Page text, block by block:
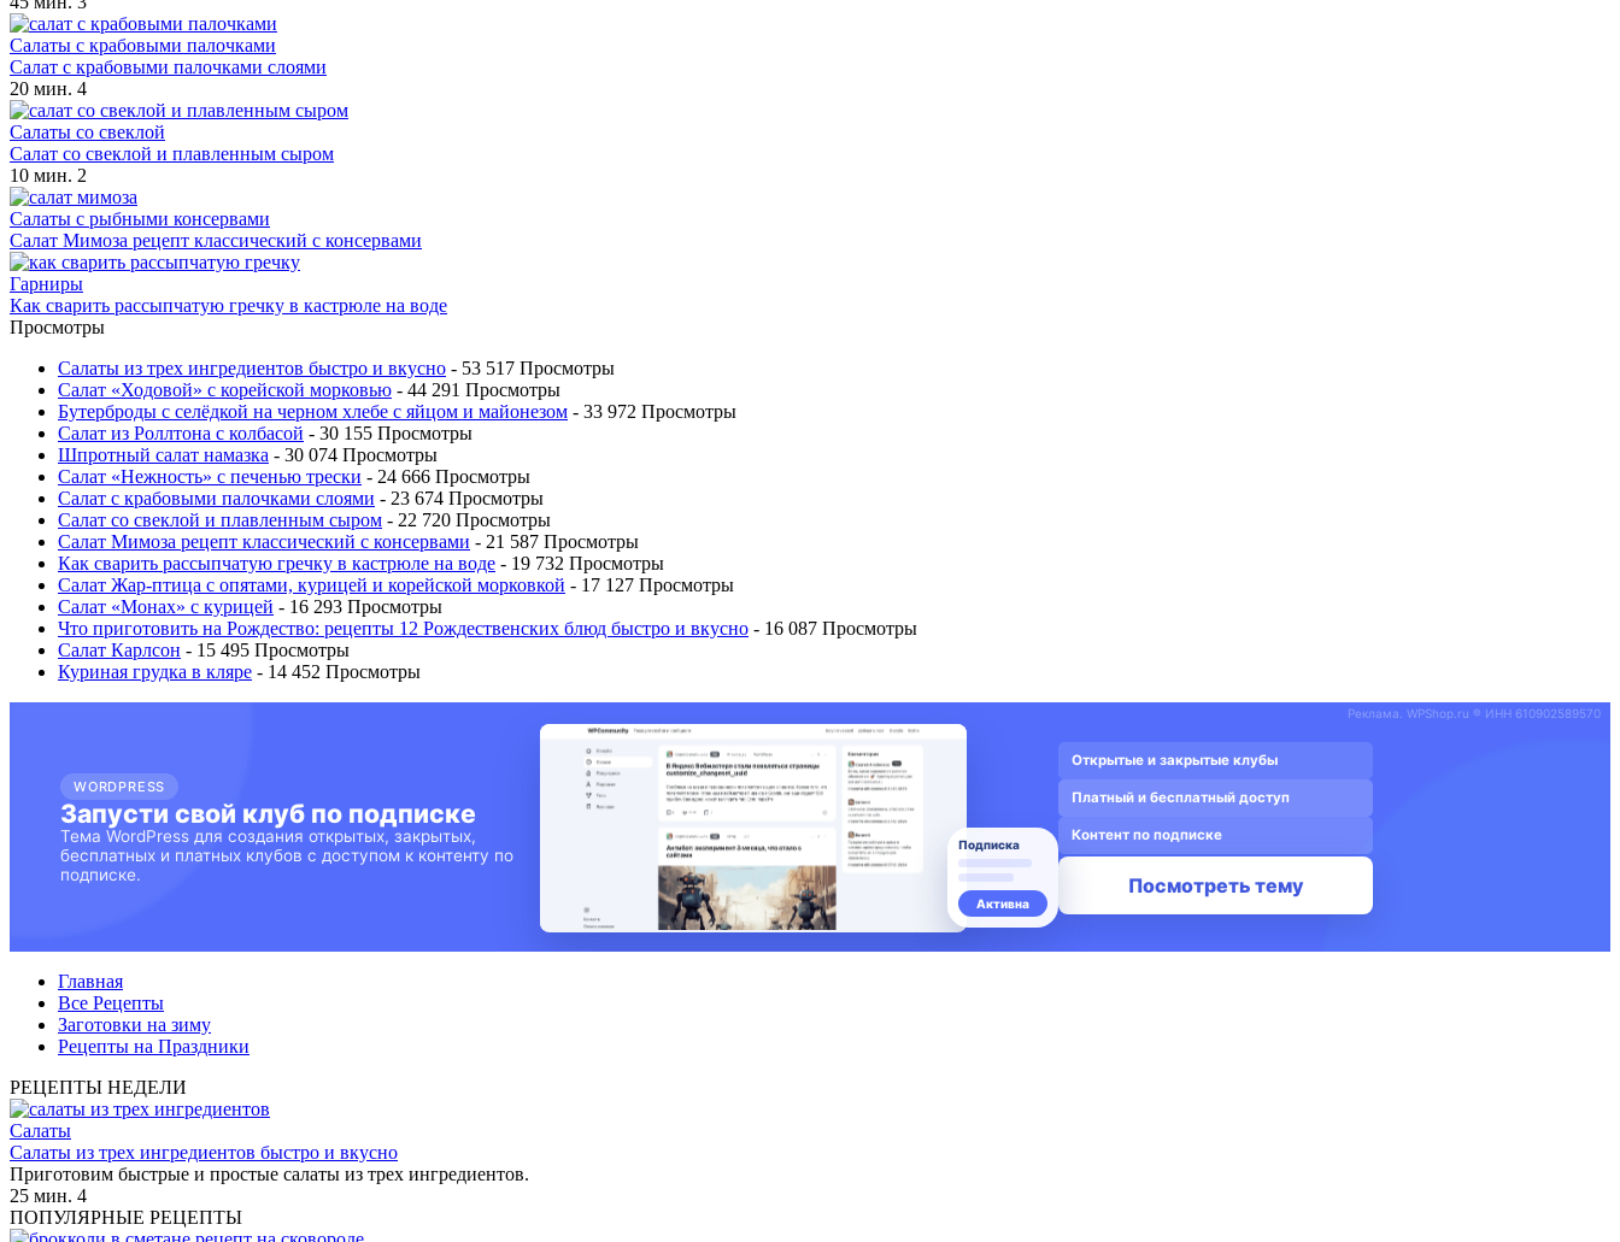
Салаты с крабовыми палочками
Салат с крабовыми палочками слоями
20 мин. 4
Салаты со свеклой
Салат со свеклой и плавленным сыром
10 мин. 2
Салаты с рыбными консервами
Салат Мимоза рецепт классический с консервами
Гарниры
Как сварить рассыпчатую гречку в кастрюле на воде
Просмотры
Салаты из трех ингредиентов быстро и вкусно - 53 517 Просмотры
Салат «Ходовой» с корейской морковью - 44 291 Просмотры
Бутерброды с селёдкой на черном хлебе с яйцом и майонезом - 33 972 Просмотры
Салат из Роллтона с колбасой - 30 155 Просмотры
Шпротный салат намазка - 30 074 Просмотры
Салат «Нежность» с печенью трески - 24 666 Просмотры
Салат с крабовыми палочками слоями - 23 674 Просмотры
Салат со свеклой и плавленным сыром - 22 720 Просмотры
Салат Мимоза рецепт классический с консервами - 21 587 Просмотры
Как сварить рассыпчатую гречку в кастрюле на воде - 19 732 Просмотры
Салат Жар-птица с опятами, курицей и корейской морковкой - 17 127 Просмотры
Салат «Монах» с курицей - 16 293 Просмотры
Что приготовить на Рождество: рецепты 12 Рождественских блюд быстро и вкусно - 16 087 Просмотры
Салат Карлсон - 15 495 Просмотры
Куриная грудка в кляре - 14 452 Просмотры
Главная
Все Рецепты
Заготовки на зиму
Рецепты на Праздники
РЕЦЕПТЫ НЕДЕЛИ
Салаты
Салаты из трех ингредиентов быстро и вкусно
Приготовим быстрые и простые салаты из трех ингредиентов.
25 мин. 4
ПОПУЛЯРНЫЕ РЕЦЕПТЫ